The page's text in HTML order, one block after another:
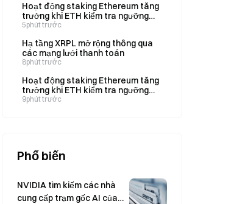
Hoạt động staking Ethereum tăng
trưởng khi ETH kiểm tra ngưỡng
kháng cự quan trọng
5phút trước
Hạ tầng XRPL mở rộng thông qua
các mạng lưới thanh toán
8phút trước
Hoạt động staking Ethereum tăng
trưởng khi ETH kiểm tra ngưỡng
kháng cự quan trọng
9phút trước
Phổ biến
NVIDIA tìm kiếm các nhà
cung cấp trạm gốc AI của